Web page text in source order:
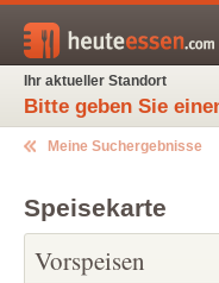
Ihr aktueller Standort
Bitte geben Sie
Meine Suchergebnisse
Speisekarte
Vorspeisen